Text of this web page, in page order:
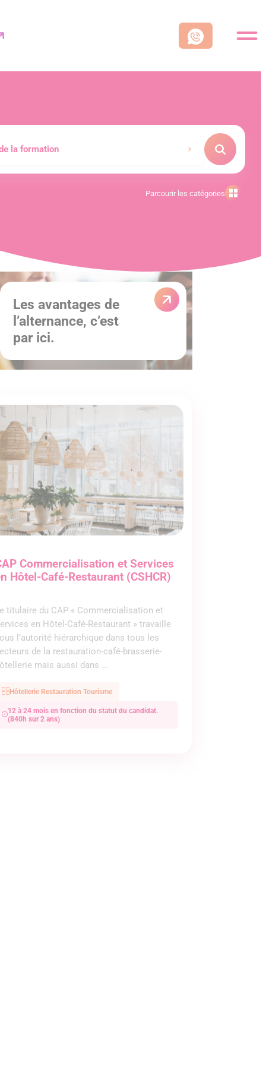
la formation
Parcourir les catégories
Les avantages de
l’alternance, c’est
par ici.
Commercialisation et Services
Hôtel-Café-Restaurant (CSHCR)
titulaire du CAP « Commercialisation et
en Hôtel-Café-Restaurant » travaille
l’autorité hiérarchique dans tous les
de la restauration-café-brasserie-
mais aussi dans ...
Hôtellerie Restauration Tourisme
12 à 24 mois en fonction du statut du candidat.
(840h sur 2 ans)